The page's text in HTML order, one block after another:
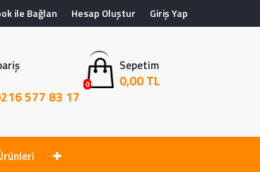
Giriş Yap
Hesap Oluştur
ile Bağlan
577 83 17
0
Sepetim
0,00 TL